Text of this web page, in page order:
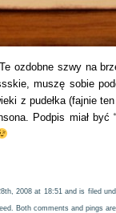
ozdobne szwy na
muszę sobie
z pudełka (fajnie
Podpis miał być
2008 at 18:51 and is filed
Both comments and pings